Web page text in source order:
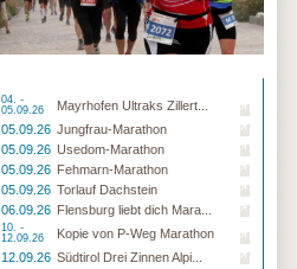
04. -
05.09.26
Mayrhofen Ultraks Zillert...
05.09.26 Jungfrau-Marathon
05.09.26 Usedom-Marathon
05.09.26 Fehmarn-Marathon
05.09.26 Torlauf Dachstein
06.09.26 Flensburg liebt dich Mara...
10. -
12.09.26
Kopie von P-Weg Marathon
12.09.26 Südtirol Drei Zinnen Alpi...